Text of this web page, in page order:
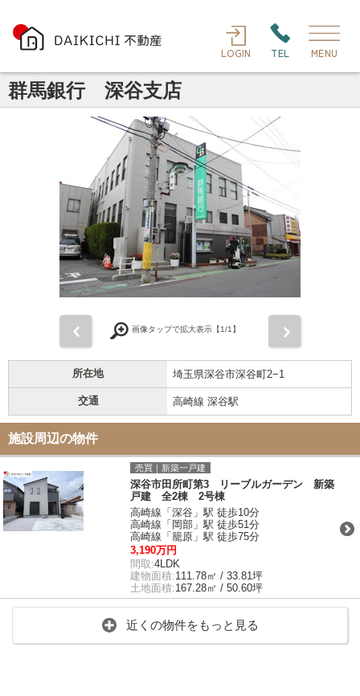
LOGIN TEL MENU
群馬銀行 深谷支店
画像タップで拡大表示【1/1】
所在地 埼玉県深谷市深谷町2−1
交通 高崎線 深谷駅
施設周辺の物件
売買｜新築一戸建
深谷市田所町第3 リーブルガーデン 新築
戸建 全2棟 2号棟
高崎線「深谷」駅 徒歩10分
高崎線「岡部」駅 徒歩51分
高崎線「籠原」駅 徒歩75分
3,190万円
間取:4LDK
建物面積:111.78㎡ / 33.81坪
土地面積:167.28㎡ / 50.60坪
近くの物件をもっと見る